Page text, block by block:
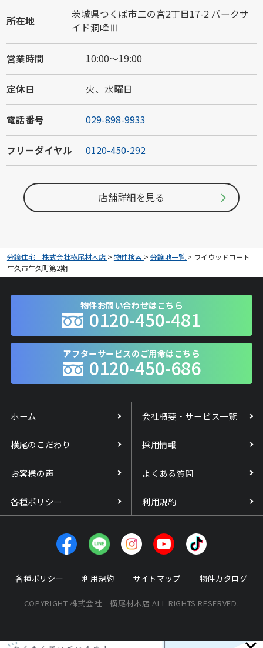
所在地
茨城県つくば市二の宮2丁目17-2 パークサ
イド洞峰Ⅲ
営業時間 10:00～19:00
定休日 火、水曜日
電話番号 029-898-9933
フリーダイヤル 0120-450-292
店舗詳細を見る
分譲住宅｜株式会社横尾材木店 > 物件検索 > 分譲地一覧 > ワイウッドコート
牛久市牛久町第2期
物件お問い合わせはこちら
0120-450-481
アフターサービスのご用命はこちら
0120-450-686
ホーム 会社概要・サービス一覧
横尾のこだわり 採用情報
お客様の声 よくある質問
各種ポリシー 利用規約
各種ポリシー 利用規約 サイトマップ 物件カタログ
COPYRIGHT 株式会社 横尾材木店 ALL RIGHTS RESERVED.